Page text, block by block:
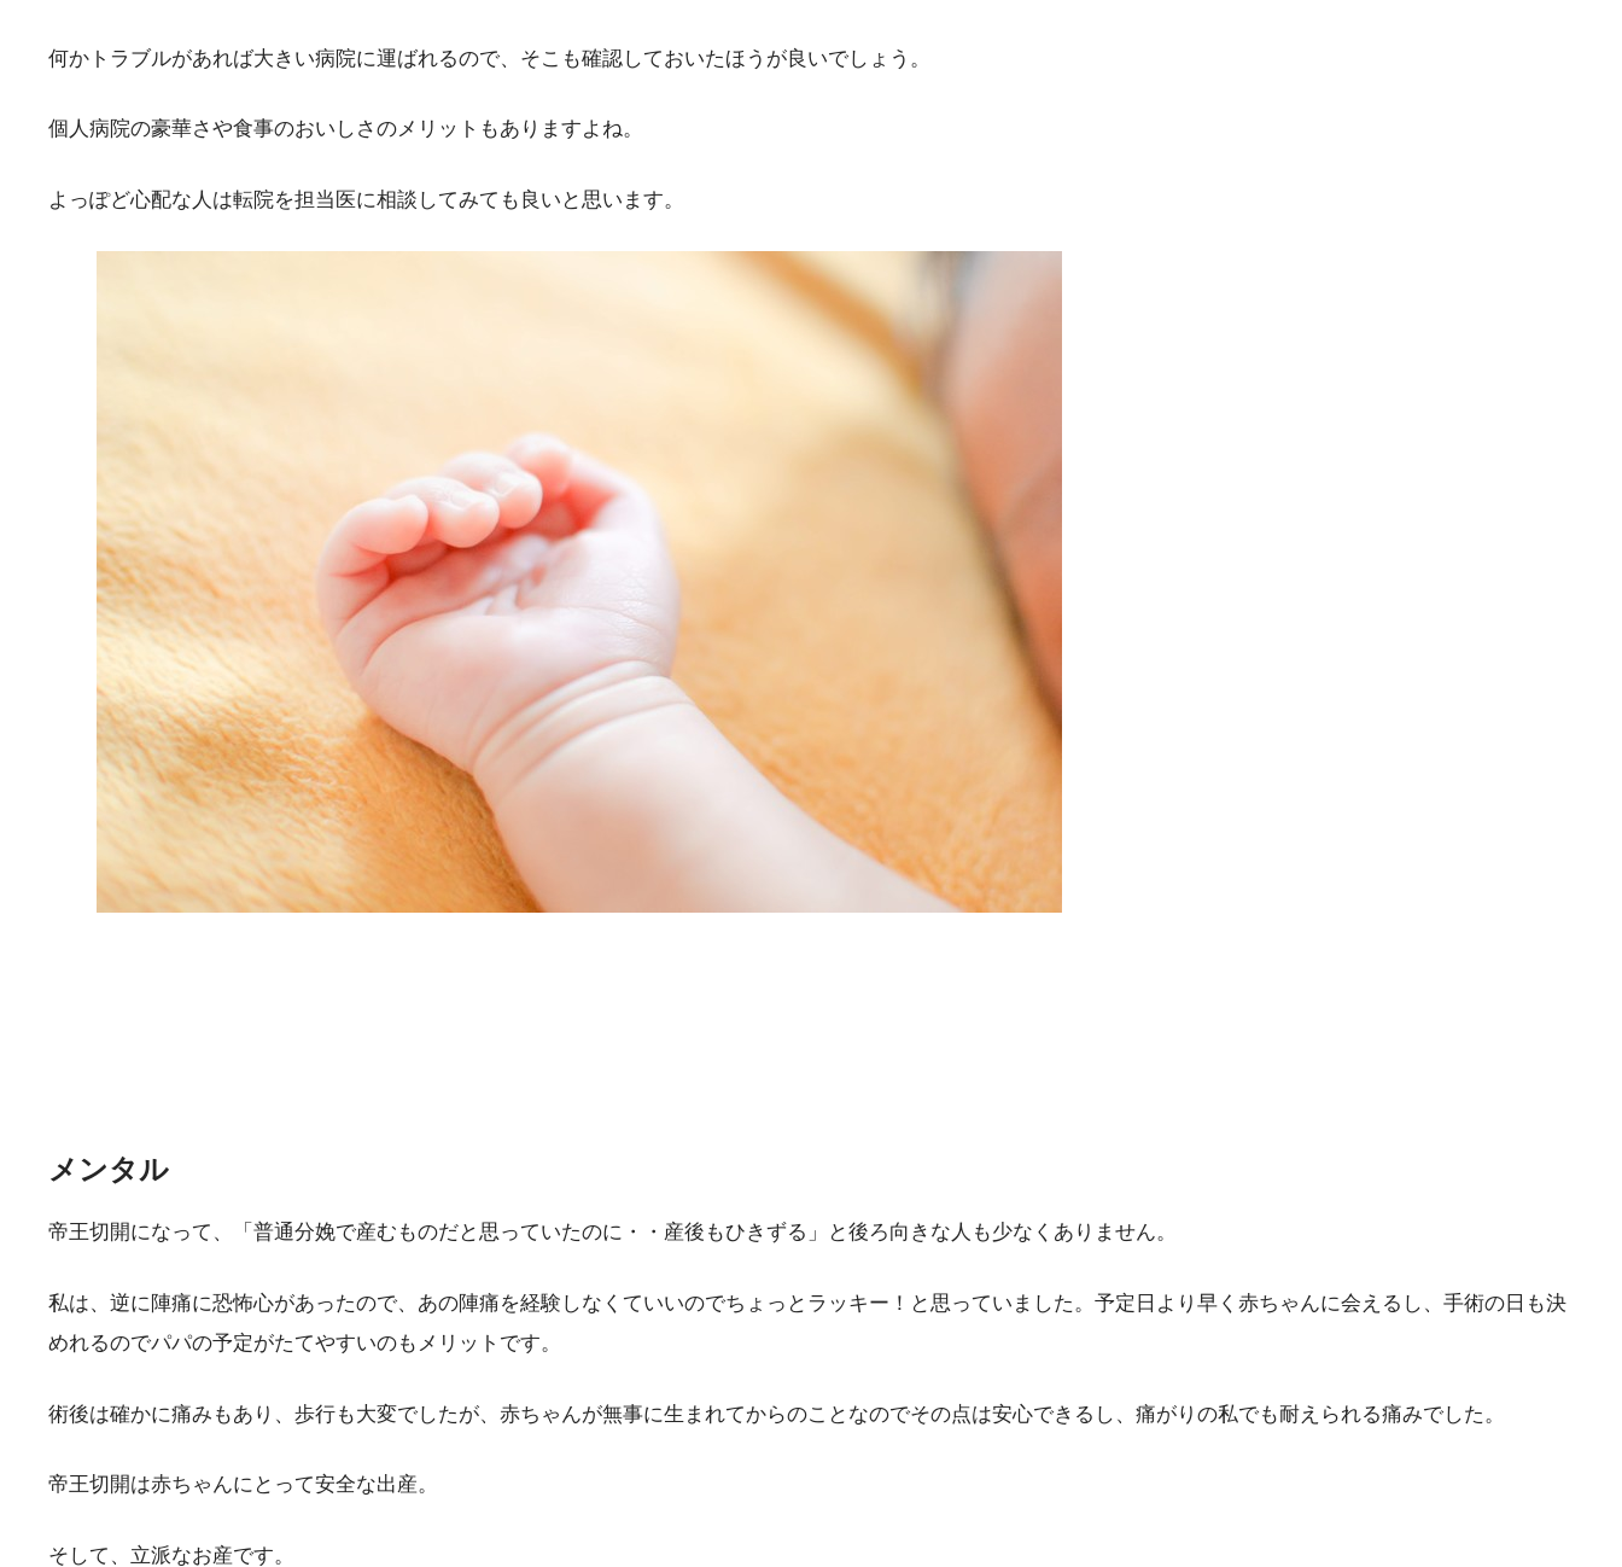
何かトラブルがあれば大きい病院に運ばれるので、そこも確認しておいたほうが良いでしょう。
個人病院の豪華さや食事のおいしさのメリットもありますよね。
よっぽど心配な人は転院を担当医に相談してみても良いと思います。
メンタル
帝王切開になって、「普通分娩で産むものだと思っていたのに・・産後もひきずる」と後ろ向きな人も少なくありません。
私は、逆に陣痛に恐怖心があったので、あの陣痛を経験しなくていいのでちょっとラッキー！と思っていました。予定日より早く赤ちゃんに会えるし、手術の日も決
めれるのでパパの予定がたてやすいのもメリットです。
術後は確かに痛みもあり、歩行も大変でしたが、赤ちゃんが無事に生まれてからのことなのでその点は安心できるし、痛がりの私でも耐えられる痛みでした。
帝王切開は赤ちゃんにとって安全な出産。
そして、立派なお産です。